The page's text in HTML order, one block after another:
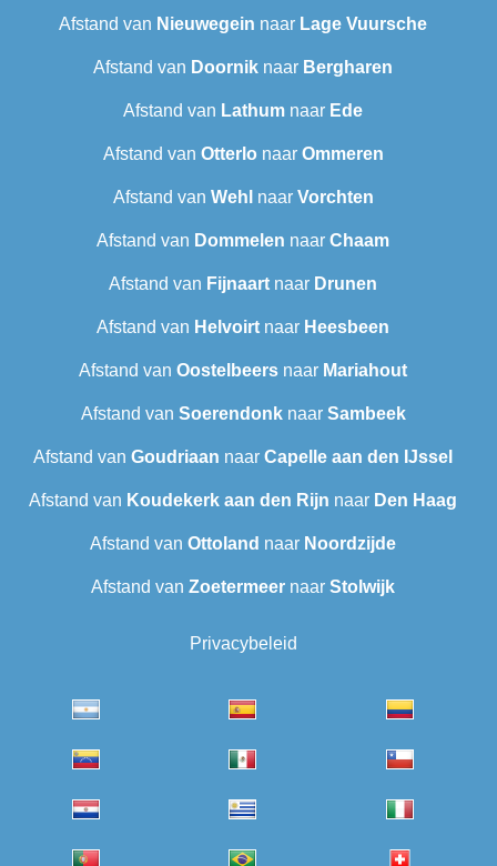
Afstand van Nieuwegein naar Lage Vuursche
Afstand van Doornik naar Bergharen
Afstand van Lathum naar Ede
Afstand van Otterlo naar Ommeren
Afstand van Wehl naar Vorchten
Afstand van Dommelen naar Chaam
Afstand van Fijnaart naar Drunen
Afstand van Helvoirt naar Heesbeen
Afstand van Oostelbeers naar Mariahout
Afstand van Soerendonknaar Sambeek
Afstand van Goudriaan naar Capelle aan den IJssel
Afstand van Koudekerk aan den Rijn naar Den Haag
Afstand van Ottoland naar Noordzijde
Afstand van Zoetermeer naar Stolwijk
Privacybeleid